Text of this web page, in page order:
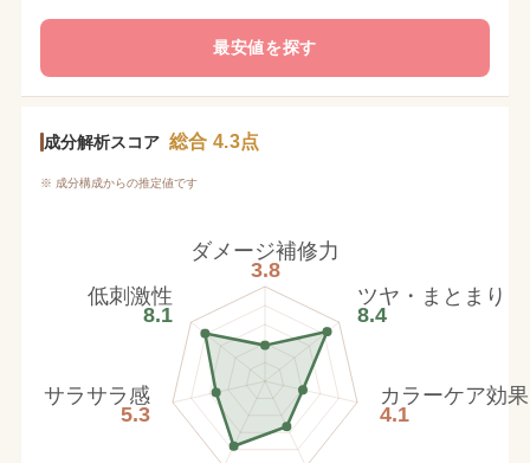
最安値を探す
成分解析スコア 総合 4.3点
※ 成分構成からの推定値です
ダメージ補修力
3.8
ツヤ・まとまり
8.4
カラーケア効果
4.1
サラサラ感
5.3
低刺激性
8.1